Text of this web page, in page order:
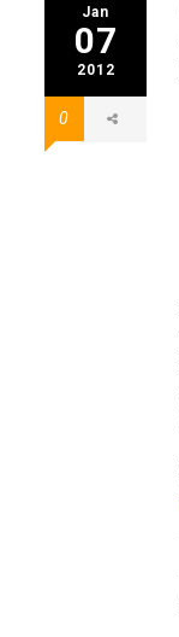
Jan
07
2012
0